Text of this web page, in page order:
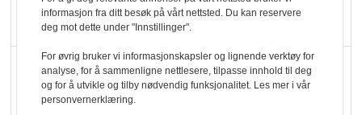
økologisk i butikkhylla
Kolonihagen sliter
med å få tak i nok melk
informasjon fra ditt besøk på vårt nettsted. Du kan reservere
deg mot dette under "Innstillinger".
For øvrig bruker vi informasjonskapsler og lignende verktøy for
analyse, for å sammenligne nettlesere, tilpasse innhold til deg
og for å utvikle og tilby nødvendig funksjonalitet. Les mer i vår
personvernerklæring.